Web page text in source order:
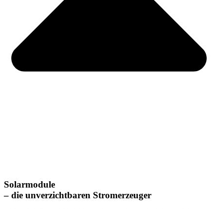
Solarmodule
– die unverzichtbaren Stromerzeuger